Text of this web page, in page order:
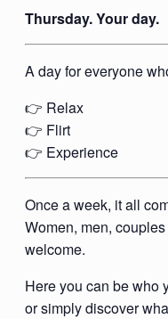
Thursday. Your day.
A day for everyone
👉 Relax
👉 Flirt
👉 Experience
Once a week, it all
Women, men,
welcome.
Here you can be who
or simply discover